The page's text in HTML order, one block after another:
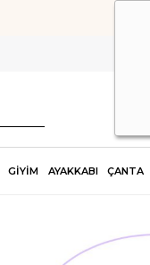
GİYİM AYAKKABI ÇANTA